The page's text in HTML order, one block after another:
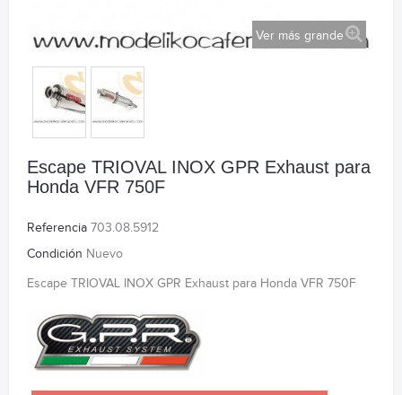
Ver más grande
Escape TRIOVAL INOX GPR Exhaust para
Honda VFR 750F
Referencia 703.08.5912
Condición Nuevo
Escape TRIOVAL INOX GPR Exhaust para Honda VFR 750F